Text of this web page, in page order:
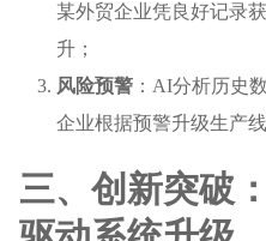
某外贸企业凭良好记录
升；
风险预警 ：AI分析历史
企业根据预警升级生产
三、创新突破